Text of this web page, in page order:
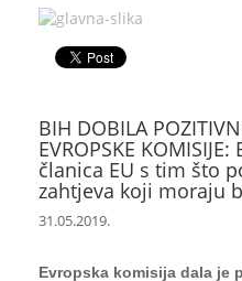
BIH DOBILA
EVROPSKE
članica EU s tim što
zahtjeva koji moraju
31.05.2019.
Evropska komisija dala je